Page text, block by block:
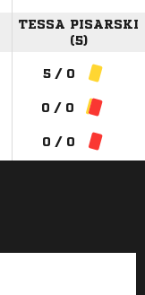
TESSA PISARSKI
(5)
5 / 0
0 / 0
0 / 0